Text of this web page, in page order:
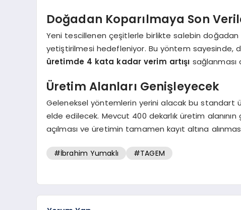
Doğadan Koparılmaya Son
Yeni tescillenen çeşitlerle birlikte salebin
yetiştirilmesi hedefleniyor. Bu yöntem sayesinde,
üretimde 4 kata kadar verim artışı sağlanması
Üretim Alanları Genişleyecek
Geleneksel yöntemlerin yerini alacak bu standart
elde edilecek. Mevcut 400 dekarlık üretim
açılması ve üretimin tamamen kayıt altına
#İbrahim Yumaklı #TAGEM